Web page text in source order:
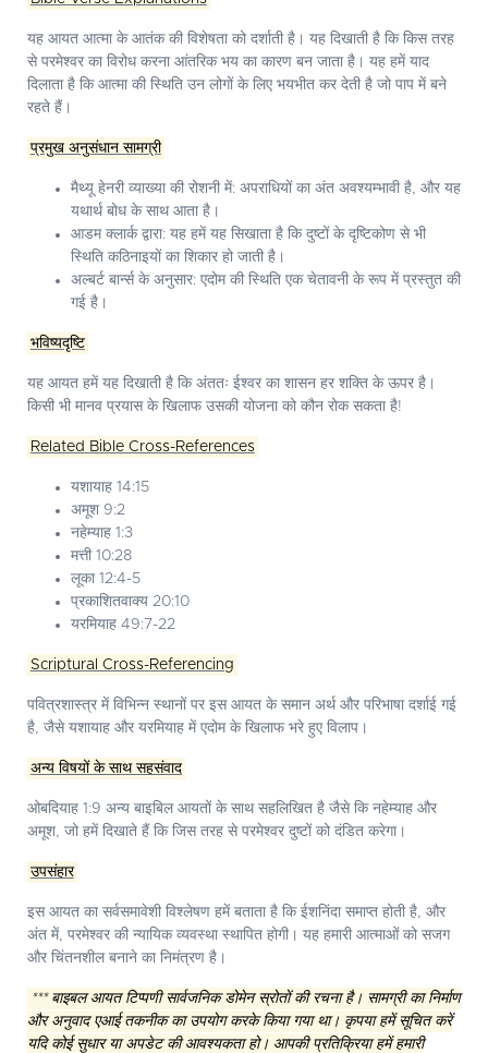
यह आयत आत्मा के आतंक की विशेषता को दर्शाती है। यह दिखाती है कि किस तरह
से परमेश्वर का विरोध करना आंतरिक भय का कारण बन जाता है। यह हमें याद
दिलाता है कि आत्मा की स्थिति उन लोगों के लिए भयभीत कर देती है जो पाप में बने
रहते हैं।
प्रमुख अनुसंधान सामग्री
मैथ्यू हेनरी व्याख्या की रोशनी में: अपराधियों का अंत अवश्यम्भावी है, और यह
यथार्थ बोध के साथ आता है।
आडम क्लार्क द्वारा: यह हमें यह सिखाता है कि दुष्टों के दृष्टिकोण से भी
स्थिति कठिनाइयों का शिकार हो जाती है।
अल्बर्ट बार्न्स के अनुसार: एदोम की स्थिति एक चेतावनी के रूप में प्रस्तुत की
गई है।
भविष्यदृष्टि
यह आयत हमें यह दिखाती है कि अंततः ईश्वर का शासन हर शक्ति के ऊपर है।
किसी भी मानव प्रयास के खिलाफ उसकी योजना को कौन रोक सकता है!
Related Bible Cross-References
यशायाह 14:15
अमूश 9:2
नहेम्याह 1:3
मत्ती 10:28
लूका 12:4-5
प्रकाशितवाक्य 20:10
यरमियाह 49:7-22
Scriptural Cross-Referencing
पवित्रशास्त्र में विभिन्न स्थानों पर इस आयत के समान अर्थ और परिभाषा दर्शाई गई
है, जैसे यशायाह और यरमियाह में एदोम के खिलाफ भरे हुए विलाप।
अन्य विषयों के साथ सहसंवाद
ओबदियाह 1:9 अन्य बाइबिल आयतों के साथ सहलिखित है जैसे कि नहेम्याह और
अमूश, जो हमें दिखाते हैं कि जिस तरह से परमेश्वर दुष्टों को दंडित करेगा।
उपसंहार
इस आयत का सर्वसमावेशी विश्लेषण हमें बताता है कि ईशनिंदा समाप्त होती है, और
अंत में, परमेश्वर की न्यायिक व्यवस्था स्थापित होगी। यह हमारी आत्माओं को सजग
और चिंतनशील बनाने का निमंत्रण है।
*** बाइबल आयत टिप्पणी सार्वजनिक डोमेन स्रोतों की रचना है। सामग्री का निर्माण
और अनुवाद एआई तकनीक का उपयोग करके किया गया था। कृपया हमें सूचित करें
यदि कोई सुधार या अपडेट की आवश्यकता हो। आपकी प्रतिक्रिया हमें हमारी